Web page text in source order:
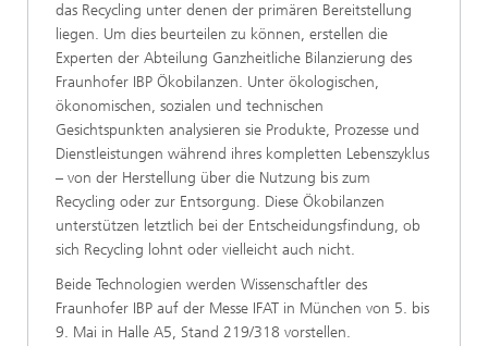
das Recycling unter denen der primären Bereitstellung
liegen. Um dies beurteilen zu können, erstellen die
Experten der Abteilung Ganzheitliche Bilanzierung des
Fraunhofer IBP Ökobilanzen. Unter ökologischen,
ökonomischen, sozialen und technischen
Gesichtspunkten analysieren sie Produkte, Prozesse und
Dienstleistungen während ihres kompletten Lebenszyklus
– von der Herstellung über die Nutzung bis zum
Recycling oder zur Entsorgung. Diese Ökobilanzen
unterstützen letztlich bei der Entscheidungsfindung, ob
sich Recycling lohnt oder vielleicht auch nicht.
Beide Technologien werden Wissenschaftler des
Fraunhofer IBP auf der Messe IFAT in München von 5. bis
9. Mai in Halle A5, Stand 219/318 vorstellen.